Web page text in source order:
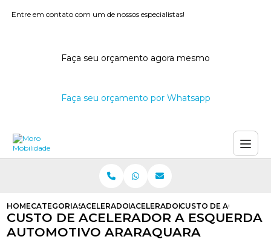
Entre em contato com um de nossos especialistas!
Faça seu orçamento agora mesmo
Faça seu orçamento por Whatsapp
HOMECATEGORIASACELERADORES A ESQUERDA
ACELERADOR NA ESQUERDA
CUSTO DE
CUSTO DE ACELERADOR A ESQUERDA
AUTOMOTIVO ARARAQUARA